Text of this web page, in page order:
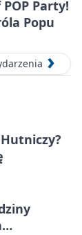
POP Party!
Popu